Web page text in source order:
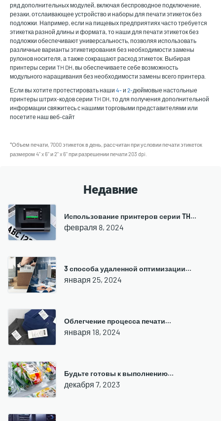
ряд дополнительных модулей, включая беспроводное подключение,
резаки, отслаивающее устройство и наборы для печати этикеток без
подложки. Например, если на пищевых предприятиях часто требуется
этикетка разной длины и формата, то наши для печати этикеток без
подложки обеспечивают универсальность, позволяя использовать
различные варианты этикетирования без необходимости замены
рулонов носителя, а также сокращают расход этикеток. Выбирая
принтеры серии TH DH, вы обеспечиваете себе возможность
модульного наращивания без необходимости замены всего принтера.
Если вы хотите протестировать наши 4-и 2-дюймовые настольные
принтеры штрих-кодов серии TH DH, то для получения дополнительной
информации свяжитесь с нашими торговыми представителями или
посетите наш веб-сайт
*Объем печати, 7000 этикеток в день, рассчитан при условии печати этикеток
размером 4" x 6" и 2" x 6" при разрешении печати 203 dpi.
Недавние
Использование принтеров серии TH…
февраля 8, 2024
3 способа удаленной оптимизации…
января 25, 2024
Облегчение процесса печати…
января 18, 2024
Будьте готовы к выполнению…
декабря 7, 2023